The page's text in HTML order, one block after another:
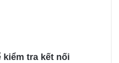
kiểm tra kết nối